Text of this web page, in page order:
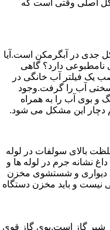
اصلی وقتی است که
جدی در آبگرمکن است.آیا
نامطبوعی دارد؟ گاهی
یک فیلتر آب خانگی در
سختی آب را گرفت.وجود
و بوی آب را به همراه
دچار این مشکل می شود.
بالای سولفات در لوله
نشانه جرم در لوله ها و
دیواری و شستشوی مخزن
نیست و باید مخزن دستگاه
شیر گاز است.بوی گاز قوی